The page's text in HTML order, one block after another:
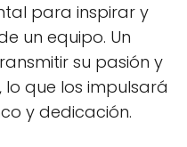
para inspirar y
un equipo. Un
su pasión y
que los impulsará
y dedicación.